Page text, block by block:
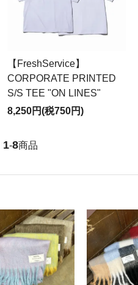
【FreshService】
CORPORATE PRINTED
S/S TEE "ON LINES"
8,250円(税750円)
1-8商品